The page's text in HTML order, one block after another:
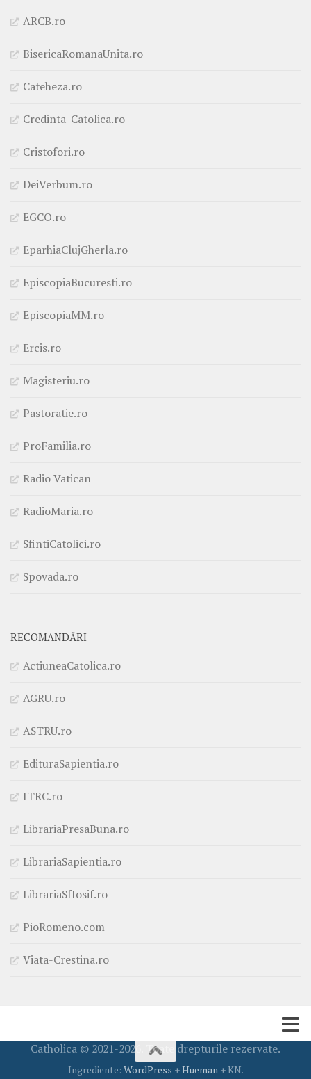
ARCB.ro
BisericaRomanaUnita.ro
Cateheza.ro
Credinta-Catolica.ro
Cristofori.ro
DeiVerbum.ro
EGCO.ro
EparhiaClujGherla.ro
EpiscopiaBucuresti.ro
EpiscopiaMM.ro
Ercis.ro
Magisteriu.ro
Pastoratie.ro
ProFamilia.ro
Radio Vatican
RadioMaria.ro
SfintiCatolici.ro
Spovada.ro
RECOMANDĂRI
ActiuneaCatolica.ro
AGRU.ro
ASTRU.ro
EdituraSapientia.ro
ITRC.ro
LibrariaPresaBuna.ro
LibrariaSapientia.ro
LibrariaSfIosif.ro
PioRomeno.com
Viata-Crestina.ro
Catholica © 2021-2026. Toate drepturile rezervate.
Ingrediente: WordPress +Hueman + KN.